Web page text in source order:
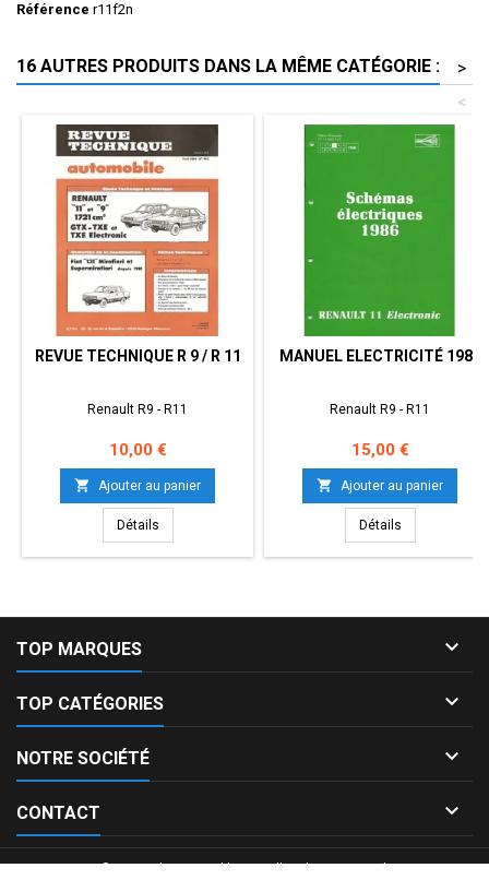
Référence r11f2n
16 AUTRES PRODUITS DANS LA MÊME CATÉGORIE :
>
<
REVUE TECHNIQUE R 9 / R 11
Renault R9 - R11
Prix
10,00 €
 Ajouter au panier
Détails
MANUEL ELECTRICITÉ 1986
Renault R9 - R11
Prix
15,00 €
 Ajouter au panier
Détails
TOP MARQUES 
TOP CATÉGORIES 
NOTRE SOCIÉTÉ 
CONTACT 